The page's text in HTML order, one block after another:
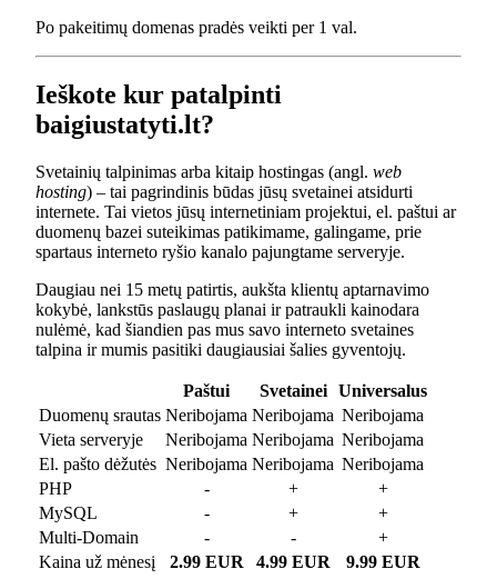
Po pakeitimų domenas pradės veikti per 1 val.
Ieškote kur patalpinti
baigiustatyti.lt?
Svetainių talpinimas arba kitaip hostingas (angl. web
hosting) – tai pagrindinis būdas jūsų svetainei atsidurti
internete. Tai vietos jūsų internetiniam projektui, el. paštui ar
duomenų bazei suteikimas patikimame, galingame, prie
spartaus interneto ryšio kanalo pajungtame serveryje.
Daugiau nei 15 metų patirtis, aukšta klientų aptarnavimo
kokybė, lankstūs paslaugų planai ir patraukli kainodara
nulėmė, kad šiandien pas mus savo interneto svetaines
talpina ir mumis pasitiki daugiausiai šalies gyventojų.
Paštui Svetainei
Universalus
Duomenų srautas Neribojama Neribojama Neribojama
Vieta serveryje
Neribojama Neribojama Neribojama
El. pašto dėžutės Neribojama Neribojama Neribojama
PHP
- +
+
MySQL
- +
+
Multi-Domain
- -
+
Kaina už mėnesį
2.99 EUR 4.99 EUR 9.99 EUR